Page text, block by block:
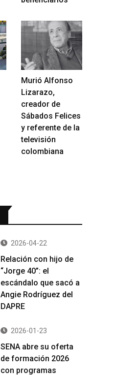
Murió Alfonso
Lizarazo,
creador de
Sábados Felices
y referente de la
televisión
colombiana
2026-04-22
Relación con hijo de
“Jorge 40”: el
escándalo que sacó a
Angie Rodríguez del
DAPRE
2026-01-23
SENA abre su oferta
de formación 2026
con programas